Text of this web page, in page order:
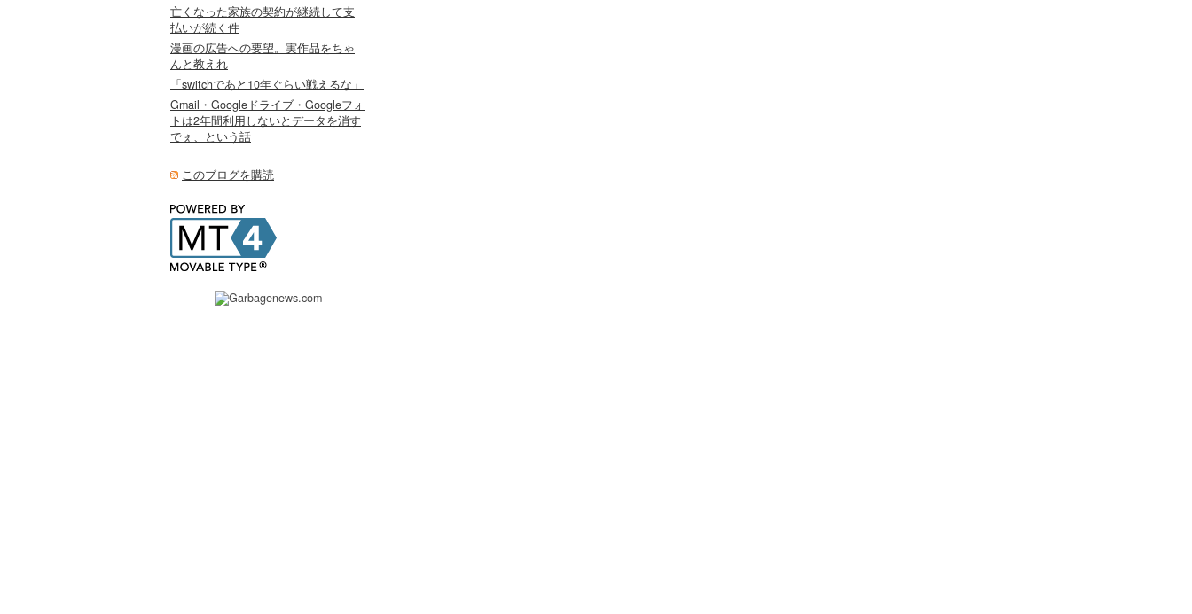
亡くなった家族の契約が継続して支
払いが続く件
漫画の広告への要望。実作品をちゃ
んと教えれ
「switchであと10年ぐらい戦えるな」
Gmail・Googleドライブ・Googleフォ
トは2年間利用しないとデータを消す
でぇ、という話
このブログを購読